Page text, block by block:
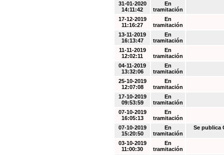
31-01-2020
14:11:42
En
tramitación
17-12-2019
11:16:27
En
tramitación
13-11-2019
16:13:47
En
tramitación
11-11-2019
12:02:11
En
tramitación
04-11-2019
13:32:06
En
tramitación
25-10-2019
12:07:08
En
tramitación
17-10-2019
09:53:59
En
tramitación
07-10-2019
16:05:13
En
tramitación
07-10-2019
15:20:50
En
tramitación
Se publica
03-10-2019
11:00:30
En
tramitación